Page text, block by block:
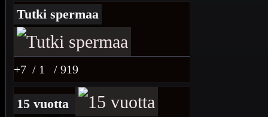
Tutki spermaa
+7 / 1 / 919
15 vuotta